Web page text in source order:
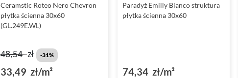
Ceramstic Roteo Nero Chevron
płytka ścienna 30x60
(GL.249E.WL)
48,54zł -31%
33,49 zł/m²
Paradyż Emilly Bianco struktura
płytka ścienna 30x60
74,34 zł/m²